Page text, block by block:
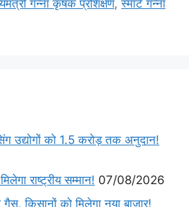
गन्ना कृषक प्रशिक्षण,स्मार्ट गन्ना
उद्योगों को 1.5 करोड़ तक अनुदान!
राष्ट्रीय सम्मान! 07/08/2026
किसानों को मिलेगा नया बाजार!